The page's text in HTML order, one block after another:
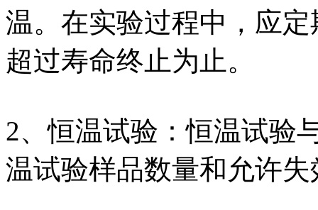
温。在实验过程中，应
超过寿命终止为止。
2、恒温试验：恒温试验
温试验样品数量和允许失